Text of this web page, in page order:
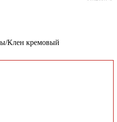
Клен кремовый